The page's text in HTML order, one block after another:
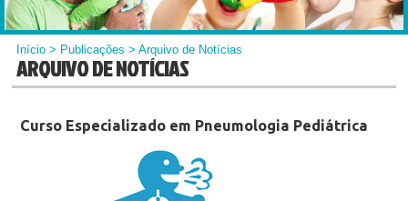
Início > Publicações > Arquivo de Notícias
ARQUIVO DE NOTÍCIAS
Curso Especializado em Pneumologia Pediátrica